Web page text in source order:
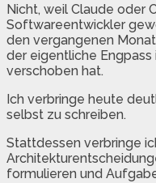
Nicht, weil Claude oder
Softwareentwickler
den vergangenen
der eigentliche
verschoben hat.
Ich verbringe heute
selbst zu schreiben.
Stattdessen verbringe
formulieren und